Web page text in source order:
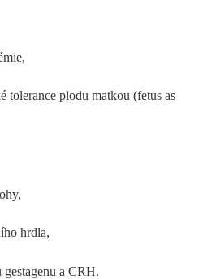
tolerance plodu matkou (fetus as
hrdla,
gestagenu a CRH.